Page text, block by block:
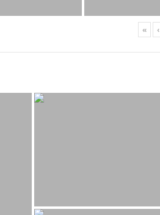
« ‹